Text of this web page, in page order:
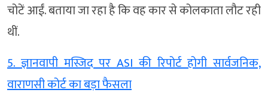
चोटें आईं. बताया जा रहा है कि वह कार से कोलकाता लौट रही
थीं.
5. ज्ञानवापी मस्जिद पर ASI की रिपोर्ट होगी सार्वजनिक,
वाराणसी कोर्ट का बड़ा फैसला